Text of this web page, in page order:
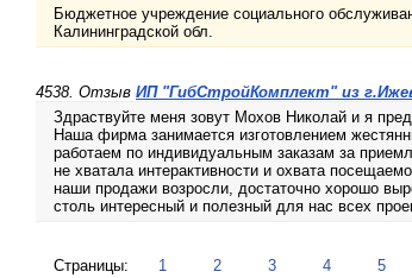
Бюджетное учреждение социального
Калининградской обл.
4538. Отзыв ИП "ГибСтройКомплект" из
Здраствуйте меня зовут Мохов Николай и я
Наша фирма занимается изготовлением
работаем по индивидуальным заказам за
не хватала интерактивности и охвата
наши продажи возросли, достаточно хорошо
столь интересный и полезный для нас всех
Страницы: 1 2 3 4 5